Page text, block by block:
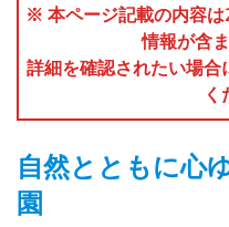
※ 本ページ記載の内容
情報が含
詳細を確認されたい場
く
自然とともに心
園